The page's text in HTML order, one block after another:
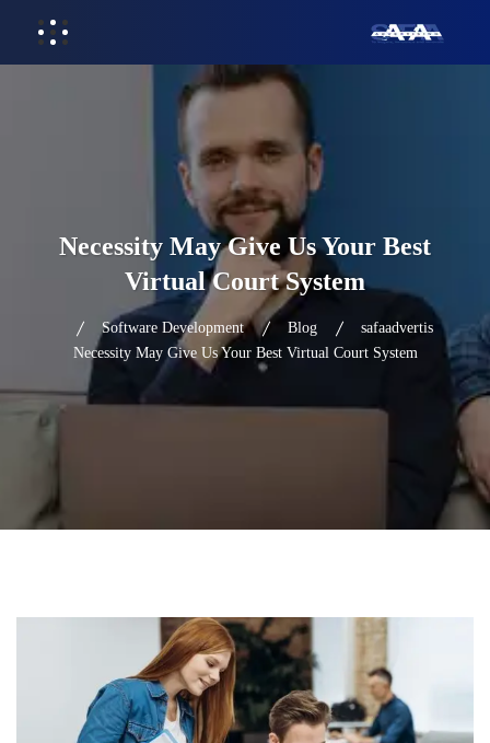
Necessity May Give Us Your Best
Virtual Court System
safaadvertis
Blog
Software Development
Necessity May Give Us Your Best Virtual Court System